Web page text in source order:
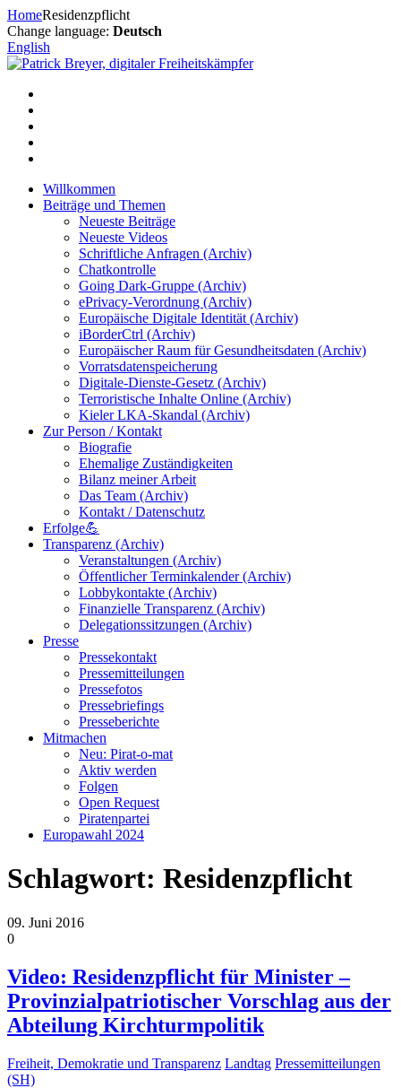
Zum
Inhalt
springen
HomeResidenzpflicht
Change language: Deutsch
English
Willkommen
Beiträge und Themen
Neueste Beiträge
Neueste Videos
Schriftliche Anfragen (Archiv)
Chatkontrolle
Going Dark-Gruppe (Archiv)
ePrivacy-Verordnung (Archiv)
Europäische Digitale Identität (Archiv)
iBorderCtrl (Archiv)
Europäischer Raum für Gesundheitsdaten (Archiv)
Vorratsdatenspeicherung
Digitale-Dienste-Gesetz (Archiv)
Terroristische Inhalte Online (Archiv)
Kieler LKA-Skandal (Archiv)
Zur Person / Kontakt
Biografie
Ehemalige Zuständigkeiten
Bilanz meiner Arbeit
Das Team (Archiv)
Kontakt / Datenschutz
Erfolge💪
Transparenz (Archiv)
Veranstaltungen (Archiv)
Öffentlicher Terminkalender (Archiv)
Lobbykontakte (Archiv)
Finanzielle Transparenz (Archiv)
Delegationssitzungen (Archiv)
Presse
Pressekontakt
Pressemitteilungen
Pressefotos
Pressebriefings
Presseberichte
Mitmachen
Neu: Pirat-o-mat
Aktiv werden
Folgen
Open Request
Piratenpartei
Europawahl 2024
Schlagwort: Residenzpflicht
09. Juni 2016
0
Video: Residenzpflicht für Minister –
Provinzialpatriotischer Vorschlag aus der
Abteilung Kirchturmpolitik
Freiheit, Demokratie und Transparenz Landtag Pressemitteilungen
(SH)